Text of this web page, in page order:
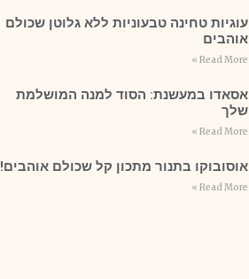
עוגיות טחינה טבעוניות ללא גלוטן שכולם
אוהבים
Read More »
אסאדו במעשנת: הסוד למנה המושלמת
שלך
Read More »
אוסובוקו בתנור מתכון קל שכולם אוהבים!
Read More »